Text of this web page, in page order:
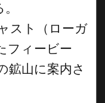
スト（ローガ
フィービー
鉱山に案内さ